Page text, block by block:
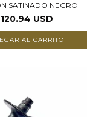
SATINADO NEGRO
USD
AL CARRITO